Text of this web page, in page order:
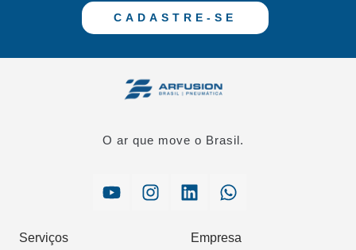
CADASTRE-SE
O ar que move o Brasil.
Serviços Empresa